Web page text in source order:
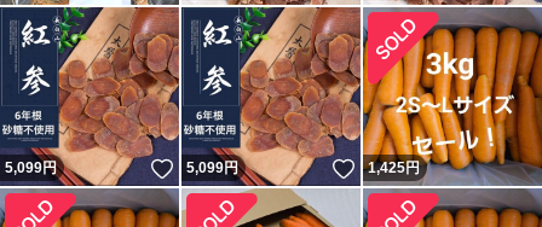
5,099円 いいね！
5,099円 いいね！
1,425円